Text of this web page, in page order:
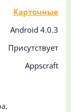
Карточные
Android 4.0.3
Присутствует
Appscraft